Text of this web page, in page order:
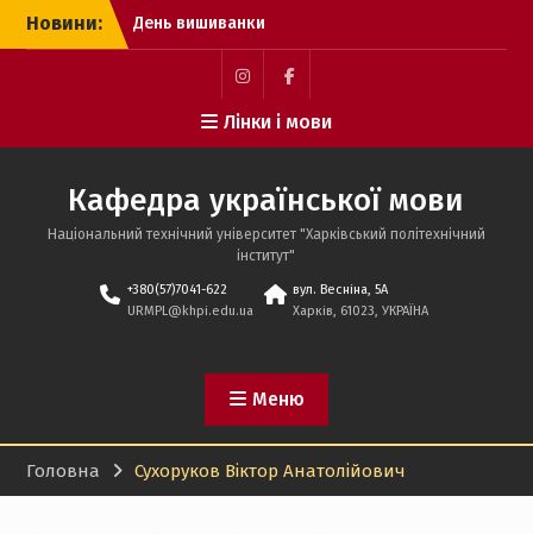
Перейти
Новини:
День вишиванки
Міжнародна наукова
конференція MicroCAD-
ВСЕУКРАЇНСЬКА НАУКОВО-
ТЕОРЕТИЧНА
ТА АСПІРАНТІВ«УКРАЇНА І
СВІТ:ГУМАНІТАРНО-
ТЕХНІЧНА ЕЛІТАТА
2026
СПІВЧУВАЄМО, СУМУЄМО І
Пункт
меню
Пункт
меню
Лінки і мови
Кафедра української мови
Національний технічний університет "Харківський політехнічний
інститут"
+380(57)7041-622
URMPL@khpi.edu.ua
вул. Весніна, 5А
Харків, 61023, УКРАЇНА
Меню
Головна Сухоруков Віктор Анатолійович